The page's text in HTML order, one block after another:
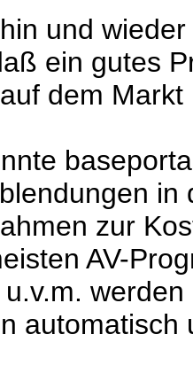
und
ein gutes
dem Markt
in
zur
AV-
automatisch